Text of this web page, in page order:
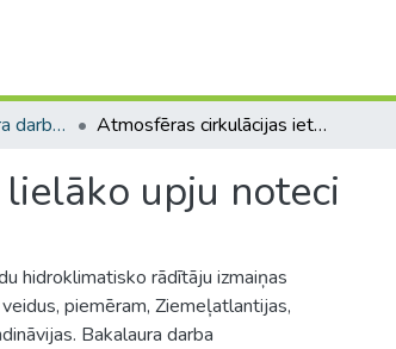
Bakalaura un maģistra darbi (EZTF) / Bachelor's and Master's theses Atmosfēras cirkulācijas ietekme uz Latvijas lielāko upju noteci
upju noteci
hidroklimatisko rādītāju izmaiņas
piemēram, Ziemeļatlantijas,
Bakalaura darba